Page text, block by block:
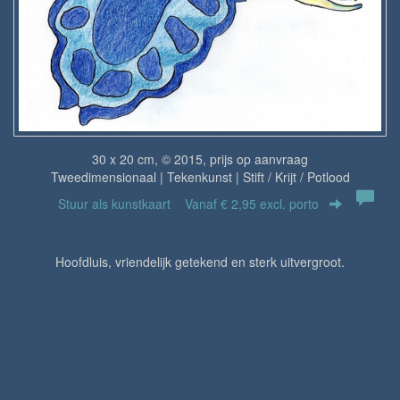
30 x 20 cm, © 2015, prijs op aanvraag
Tweedimensionaal | Tekenkunst | Stift / Krijt / Potlood
Stuur als kunstkaart Vanaf € 2,95 excl. porto
Hoofdluis, vriendelijk getekend en sterk uitvergroot.